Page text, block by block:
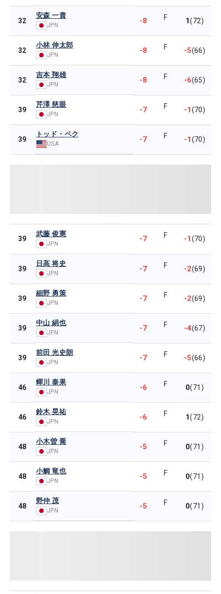
32
安森 一貴
JPN -8 F 1(72)
32
小林 伸太郎
JPN -8 F -5(66)
32
吉本 翔雄
JPN -8 F -6(65)
39
芹澤 慈眼
JPN -7 F -1(70)
39
トッド・ペク
USA -7 F -1(70)
39
武藤 俊憲
JPN
-7 F -1(70)
39
日高 将史
JPN -7 F -2(69)
39
細野 勇策
JPN -7 F -2(69)
39
中山 絹也
JPN -7 F -4(67)
39
前田 光史朗
JPN -7 F -5(66)
46
蟬川 泰果
JPN -6 F 0(71)
46
鈴木 晃祐
JPN -6 F 1(72)
48
小木曽 喬
JPN -5 F 0(71)
48
小鯛 竜也
JPN -5 F 0(71)
48
野仲 茂
JPN -5 F 0(71)